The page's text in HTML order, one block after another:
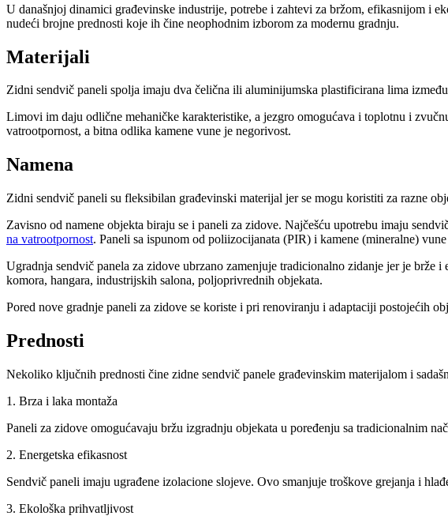
U današnjoj dinamici građevinske industrije, potrebe i zahtevi za bržom, efikasnijom i
nudeći brojne prednosti koje ih čine neophodnim izborom za modernu gradnju.
Materijali
Zidni sendvič paneli spolja imaju dva čelična ili aluminijumska plastificirana lima
Limovi im daju odlične mehaničke karakteristike, a jezgro omogućava i toplotnu i
vatrootpornost, a bitna odlika kamene vune je negorivost.
Namena
Zidni sendvič paneli su fleksibilan građevinski materijal jer se mogu koristiti za razne
Zavisno od namene objekta biraju se i paneli za zidove. Najčešću upotrebu imaju
na vatrootpornost. Paneli sa ispunom od poliizocijanata (PIR) i kamene (mineralne)
Ugradnja sendvič panela za zidove ubrzano zamenjuje tradicionalno zidanje jer je
komora, hangara, industrijskih salona, poljoprivrednih objekata.
Pored nove gradnje paneli za zidove se koriste i pri renoviranju i adaptaciji postojećih
Prednosti
Nekoliko ključnih prednosti čine zidne sendvič panele građevinskim materijalom i
1. Brza i laka montaža
Paneli za zidove omogućavaju bržu izgradnju objekata u poređenju sa tradicionalnim
2. Energetska efikasnost
Sendvič paneli imaju ugrađene izolacione slojeve. Ovo smanjuje troškove grejanja i
3. Ekološka prihvatljivost